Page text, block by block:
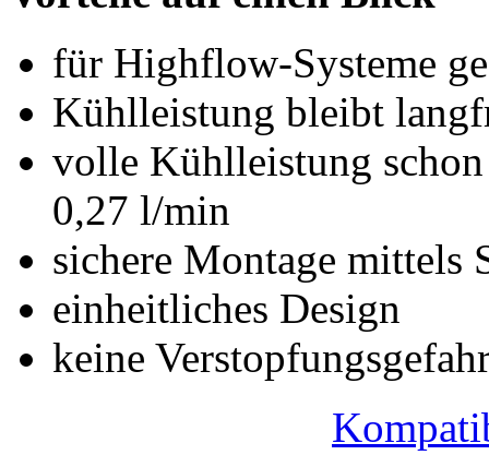
für Highflow-Systeme
Kühlleistung bleibt
volle Kühlleistung
0,27 l/min
sichere Montage mittels
einheitliches Design
keine